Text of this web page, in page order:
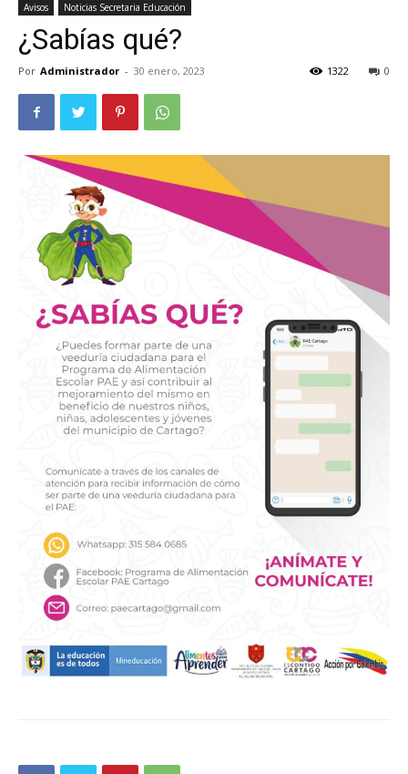
Avisos Noticias Secretaria Educación
¿Sabías qué?
Por Administrador - 30 enero, 2023 0
1322